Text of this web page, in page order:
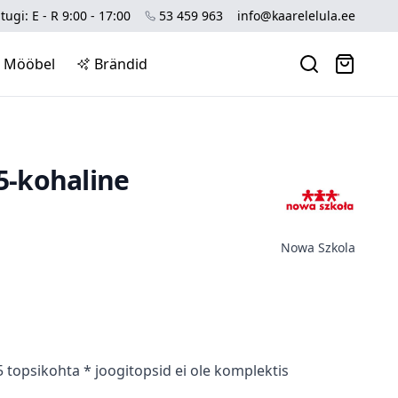
E - R 9:00 - 17:00 53 459 963 info@kaarelelula.ee
Mööbel Brändid
kohaline
Nowa Szkola
topsikohta * joogitopsid ei ole komplektis